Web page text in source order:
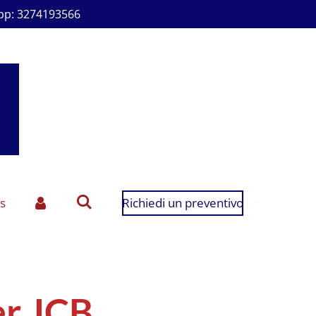
3274193566
Richiedi un preventivo